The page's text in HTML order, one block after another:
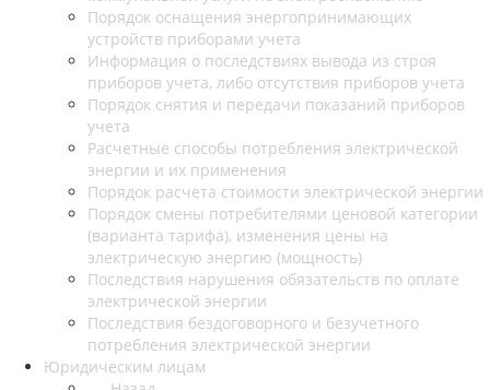
Порядок оснащения энергопринимающих
устройств приборами учета
Информация о последствиях вывода из строя
приборов учета, либо отсутствия приборов учета
Порядок снятия и передачи показаний приборов
учета
Расчетные способы потребления электрической
энергии и их применения
Порядок расчета стоимости электрической энергии
Порядок смены потребителями ценовой категории
(варианта тарифа), изменения цены на
электрическую энергию (мощность)
Последствия нарушения обязательств по оплате
электрической энергии
Последствия бездоговорного и безучетного
потребления электрической энергии
Юридическим лицам